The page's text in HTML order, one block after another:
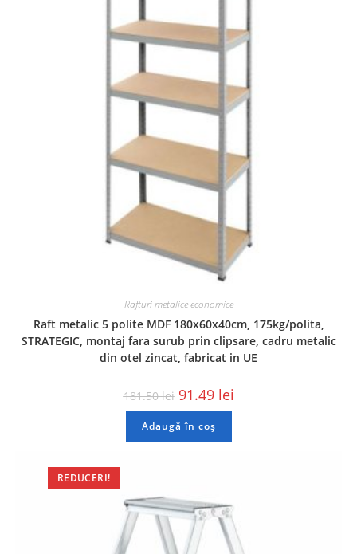
Rafturi metalice economice
Raft metalic 5 polite MDF 180x60x40cm, 175kg/polita,
STRATEGIC, montaj fara surub prin clipsare, cadru metalic
din otel zincat, fabricat in UE
181.50lei 91.49 lei
Adaugă în coș
REDUCERI!